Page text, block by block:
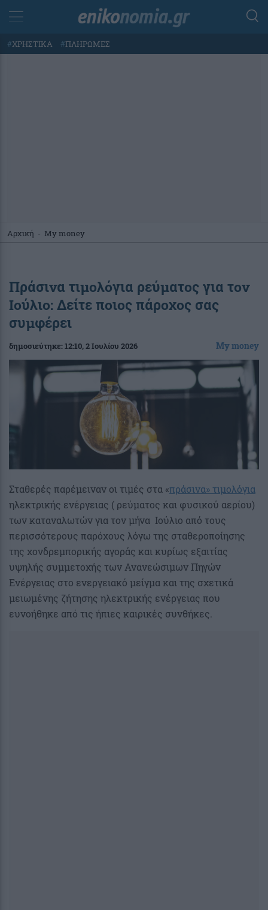
#ΧΡΗΣΤΙΚΑ #ΠΛΗΡΩΜΕΣ
Αρχική - My money
Πράσινα τιμολόγια ρεύματος για τον
Ιούλιο: Δείτε ποιος πάροχος σας
συμφέρει
δημοσιεύτηκε:12:10, 2 Ιουλίου 2026 My money
Σταθερές παρέμειναν οι τιμές στα «πράσινα» τιμολόγια
ηλεκτρικής ενέργειας ( ρεύματος και φυσικού αερίου)
των καταναλωτών για τον μήνα Ιούλιο από τους
περισσότερους παρόχους λόγω της σταθεροποίησης
της χονδρεμπορικής αγοράς και κυρίως εξαιτίας
υψηλής συμμετοχής των Ανανεώσιμων Πηγών
Ενέργειας στο ενεργειακό μείγμα και της σχετικά
μειωμένης ζήτησης ηλεκτρικής ενέργειας που
ευνοήθηκε από τις ήπιες καιρικές συνθήκες.